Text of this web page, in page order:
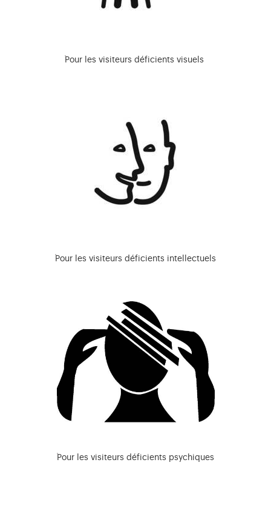
Pour les visiteurs déficients visuels
Pour les visiteurs déficients intellectuels
Pour les visiteurs déficients psychiques